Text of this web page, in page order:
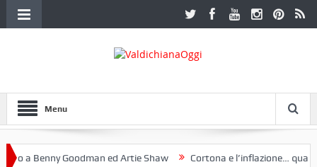
Menu
a Benny Goodman ed Artie Shaw Cortona e l’inflazione…